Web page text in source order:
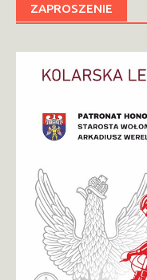
ZAPROSZENIE